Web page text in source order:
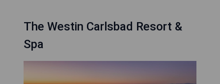
The Westin Carlsbad Resort &
Spa